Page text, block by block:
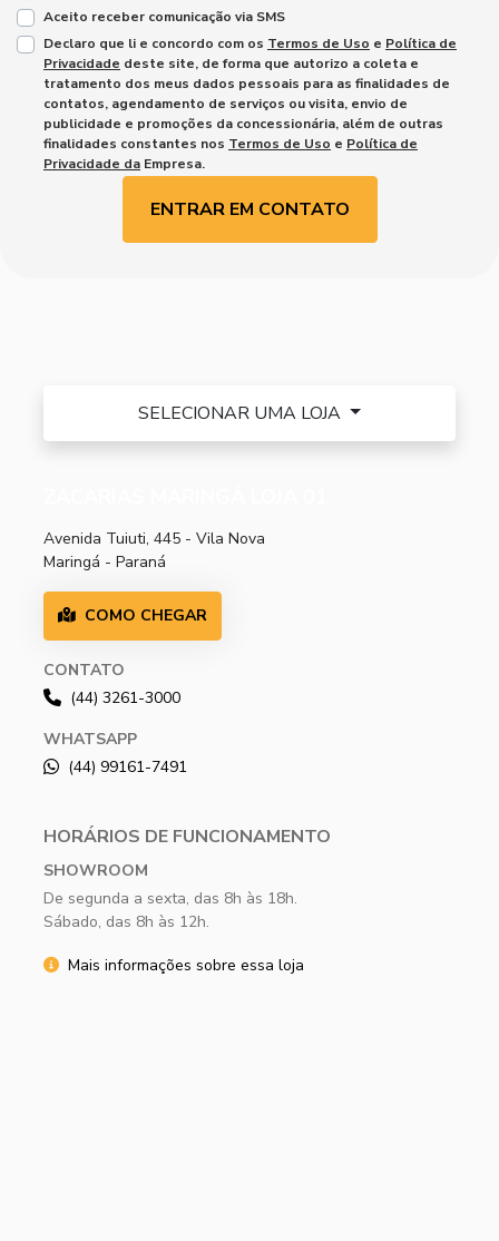
Aceito receber comunicação via SMS
Declaro que li e concordo com os Termos de Uso e Política de
Privacidade deste site, de forma que autorizo a coleta e
tratamento dos meus dados pessoais para as finalidades de
contatos, agendamento de serviços ou visita, envio de
publicidade e promoções da concessionária, além de outras
finalidades constantes nos Termos de Uso e Política de
Privacidade da Empresa.
ENTRAR EM CONTATO
SELECIONAR UMA LOJA
Avenida Tuiuti, 445 - Vila Nova
Maringá - Paraná
COMO CHEGAR
CONTATO
(44) 3261-3000
WHATSAPP
(44) 99161-7491
HORÁRIOS DE FUNCIONAMENTO
SHOWROOM
De segunda a sexta, das 8h às 18h.
Sábado, das 8h às 12h.
Mais informações sobre essa loja